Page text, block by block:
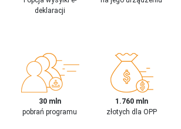
deklaracji
30 mln
pobrań programu
1.760 mln
złotych dla OPP